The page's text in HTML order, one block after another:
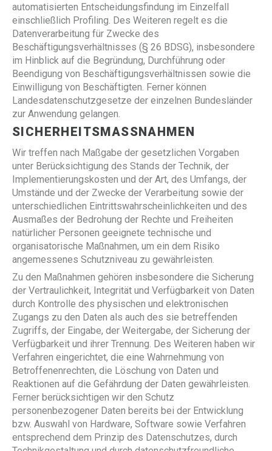
automatisierten Entscheidungsfindung im Einzelfall
einschließlich Profiling. Des Weiteren regelt es die
Datenverarbeitung für Zwecke des
Beschäftigungsverhältnisses (§ 26 BDSG), insbesondere
im Hinblick auf die Begründung, Durchführung oder
Beendigung von Beschäftigungsverhältnissen sowie die
Einwilligung von Beschäftigten. Ferner können
Landesdatenschutzgesetze der einzelnen Bundesländer
zur Anwendung gelangen.
SICHERHEITSMASSNAHMEN
Wir treffen nach Maßgabe der gesetzlichen Vorgaben
unter Berücksichtigung des Stands der Technik, der
Implementierungskosten und der Art, des Umfangs, der
Umstände und der Zwecke der Verarbeitung sowie der
unterschiedlichen Eintrittswahrscheinlichkeiten und des
Ausmaßes der Bedrohung der Rechte und Freiheiten
natürlicher Personen geeignete technische und
organisatorische Maßnahmen, um ein dem Risiko
angemessenes Schutzniveau zu gewährleisten.
Zu den Maßnahmen gehören insbesondere die Sicherung
der Vertraulichkeit, Integrität und Verfügbarkeit von Daten
durch Kontrolle des physischen und elektronischen
Zugangs zu den Daten als auch des sie betreffenden
Zugriffs, der Eingabe, der Weitergabe, der Sicherung der
Verfügbarkeit und ihrer Trennung. Des Weiteren haben wir
Verfahren eingerichtet, die eine Wahrnehmung von
Betroffenenrechten, die Löschung von Daten und
Reaktionen auf die Gefährdung der Daten gewährleisten.
Ferner berücksichtigen wir den Schutz
personenbezogener Daten bereits bei der Entwicklung
bzw. Auswahl von Hardware, Software sowie Verfahren
entsprechend dem Prinzip des Datenschutzes, durch